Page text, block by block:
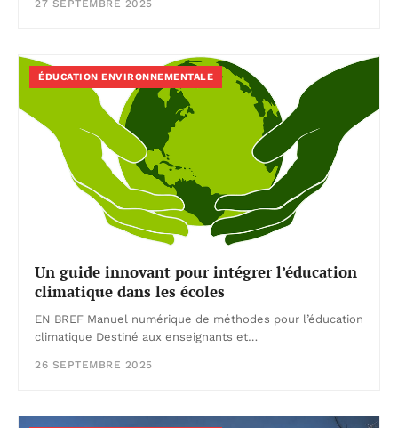
27 SEPTEMBRE 2025
ÉDUCATION ENVIRONNEMENTALE
Un guide innovant pour intégrer l’éducation
climatique dans les écoles
EN BREF Manuel numérique de méthodes pour l’éducation
climatique Destiné aux enseignants et…
26 SEPTEMBRE 2025